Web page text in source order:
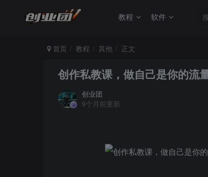
教程 软件
首页 教程 其他 正文
创作私教课，做自己是你的流
创业团
9个月前更新